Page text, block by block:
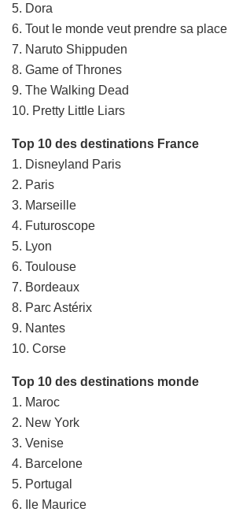
5. Dora
6. Tout le monde veut prendre sa place
7. Naruto Shippuden
8. Game of Thrones
9. The Walking Dead
10. Pretty Little Liars
Top 10 des destinations France
1. Disneyland Paris
2. Paris
3. Marseille
4. Futuroscope
5. Lyon
6. Toulouse
7. Bordeaux
8. Parc Astérix
9. Nantes
10. Corse
Top 10 des destinations monde
1. Maroc
2. New York
3. Venise
4. Barcelone
5. Portugal
6. Ile Maurice